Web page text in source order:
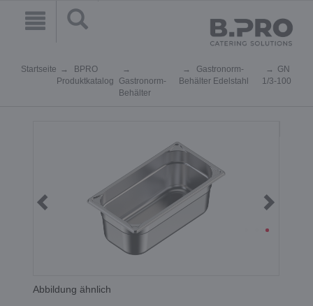
Startseite
BPRO
Produktkatalog
Gastronorm-
Behälter
Gastronorm-
Behälter Edelstahl
GN
1/3-100
Abbildung ähnlich